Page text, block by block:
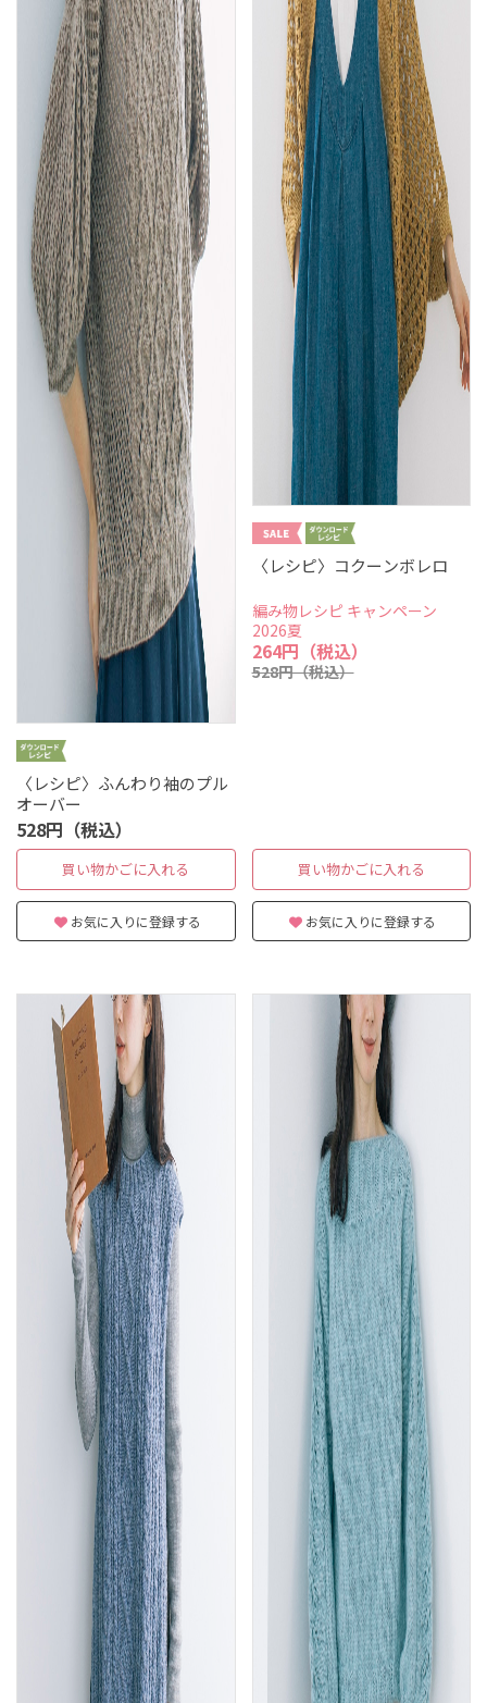
〈レシピ〉ふんわり袖のプル
オーバー
528円（税込）
買い物かごに入れる
お気に入りに登録する
〈レシピ〉コクーンボレロ
編み物レシピ キャンペーン
2026夏
264円（税込）
528円（税込）
買い物かごに入れる
お気に入りに登録する